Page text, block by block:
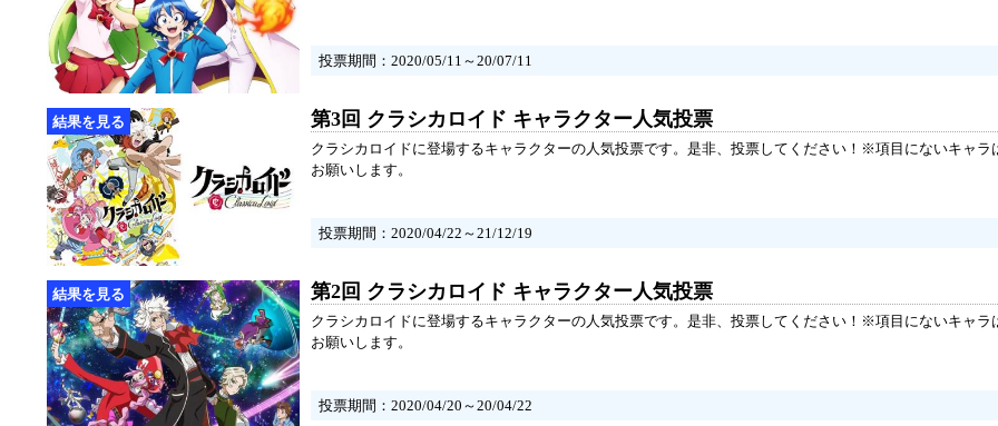
投票期間：2020/05/11～20/07/11
第3回 クラシカロイド キャラクター人気投票
クラシカロイドに登場するキャラクターの人気投票です。是非、投票してください！※項目にないキャラ
お願いします。
投票期間：2020/04/22～21/12/19
第2回 クラシカロイド キャラクター人気投票
クラシカロイドに登場するキャラクターの人気投票です。是非、投票してください！※項目にないキャラ
お願いします。
投票期間：2020/04/20～20/04/22